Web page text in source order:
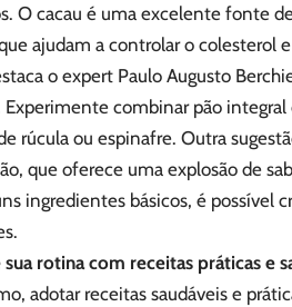
O cacau é uma excelente fonte
ajudam a controlar o colesterol
o expert Paulo Augusto
Experimente combinar pão
rúcula ou espinafre. Outra
que oferece uma explosão de
ingredientes básicos, é possível
sua rotina com receitas práticas e
adotar receitas saudáveis e